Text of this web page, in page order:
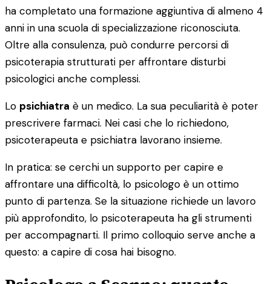
ha completato una formazione aggiuntiva di almeno 4
anni in una scuola di specializzazione riconosciuta.
Oltre alla consulenza, può condurre percorsi di
psicoterapia strutturati per affrontare disturbi
psicologici anche complessi.
Lo psichiatra è un medico. La sua peculiarità è poter
prescrivere farmaci. Nei casi che lo richiedono,
psicoterapeuta e psichiatra lavorano insieme.
In pratica: se cerchi un supporto per capire e
affrontare una difficoltà, lo psicologo è un ottimo
punto di partenza. Se la situazione richiede un lavoro
più approfondito, lo psicoterapeuta ha gli strumenti
per accompagnarti. Il primo colloquio serve anche a
questo: a capire di cosa hai bisogno.